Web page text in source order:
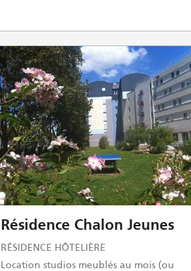
Résidence Chalon Jeunes
RÉSIDENCE HÔTELIÈRE
Location studios meublés au mois (ou